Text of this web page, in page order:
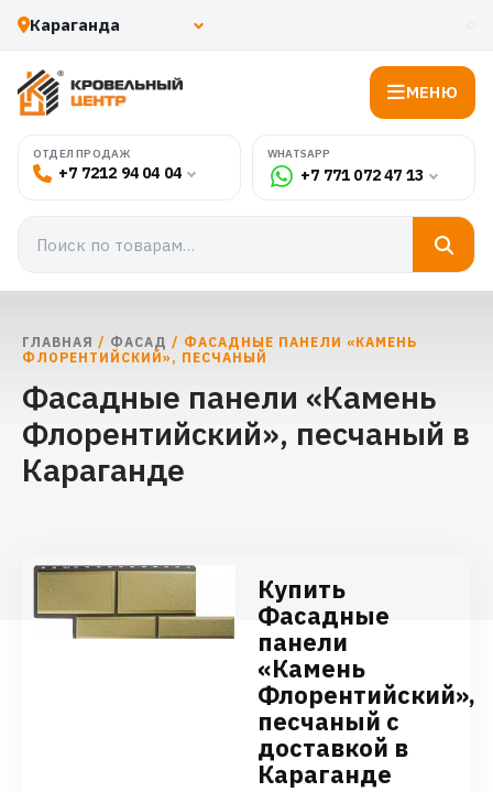
МЕНЮ
ОТДЕЛ ПРОДАЖ
+7 7212 94 04 04
WHATSAPP
+7 771 072 47 13
ГЛАВНАЯ / ФАСАД / ФАСАДНЫЕ ПАНЕЛИ «КАМЕНЬ
ФЛОРЕНТИЙСКИЙ», ПЕСЧАНЫЙ
Фасадные панели «Камень
Флорентийский», песчаный в
Караганде
Купить
Фасадные
панели
«Камень
Флорентийский»,
песчаный с
доставкой в
Караганде